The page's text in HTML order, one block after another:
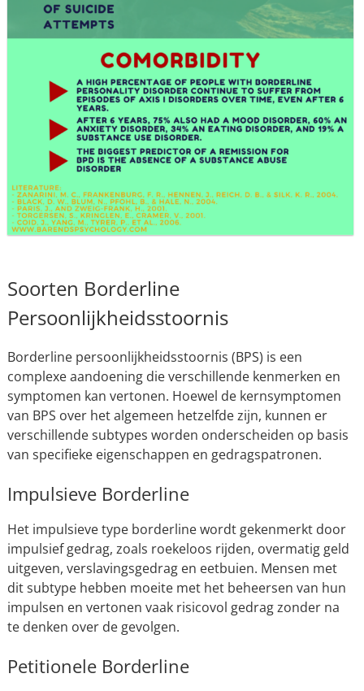
Soorten Borderline
Persoonlijkheidsstoornis
Borderline persoonlijkheidsstoornis (BPS) is een
complexe aandoening die verschillende kenmerken en
symptomen kan vertonen. Hoewel de kernsymptomen
van BPS over het algemeen hetzelfde zijn, kunnen er
verschillende subtypes worden onderscheiden op basis
van specifieke eigenschappen en gedragspatronen.
Impulsieve Borderline
Het impulsieve type borderline wordt gekenmerkt door
impulsief gedrag, zoals roekeloos rijden, overmatig geld
uitgeven, verslavingsgedrag en eetbuien. Mensen met
dit subtype hebben moeite met het beheersen van hun
impulsen en vertonen vaak risicovol gedrag zonder na
te denken over de gevolgen.
Petitionele Borderline